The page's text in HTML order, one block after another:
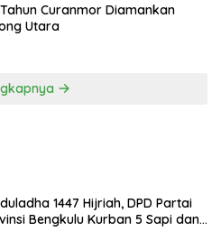
Curanmor Diamankan
Utara
1447 Hijriah, DPD Partai
Bengkulu Kurban 5 Sapi dan 1